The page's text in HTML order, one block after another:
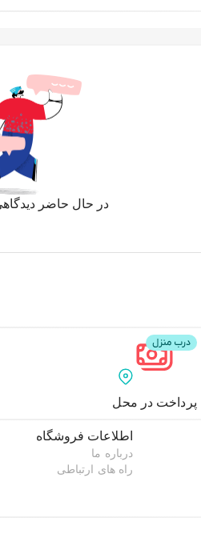
در حال حاضر
پرداخت در محل
اطلاعات فروشگاه
درباره ما
راه های ارتباطی